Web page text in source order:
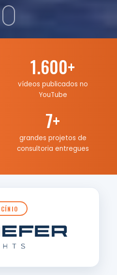
1.600+
vídeos publicados no
YouTube
7+
grandes projetos de
consultoria entregues